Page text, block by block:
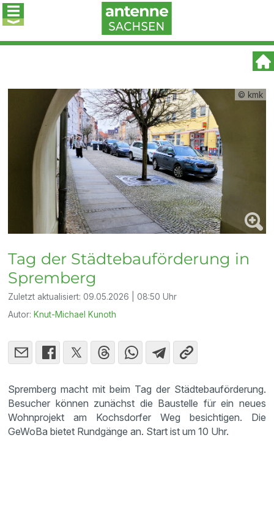
© kmk
Tag der Städtebauförderung in
Spremberg
Zuletzt aktualisiert:09.05.2026 | 08:50 Uhr
Autor: Knut-Michael Kunoth
Spremberg macht mit beim Tag der Städtebauförderung.
Besucher können zunächst die Baustelle für ein neues
Wohnprojekt am Kochsdorfer Weg besichtigen. Die
GeWoBa bietet Rundgänge an. Start ist um 10 Uhr.